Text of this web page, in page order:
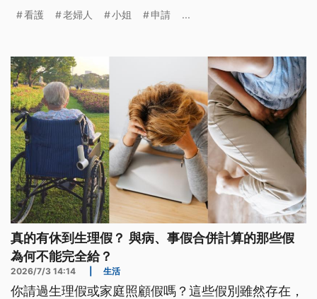
看護 老婦人 小姐 申請 ...
真的有休到生理假？ 與病、事假合併計算的那些假
為何不能完全給？
2026/7/3 14:14 生活
你請過生理假或家庭照顧假嗎？這些假別雖然存在，